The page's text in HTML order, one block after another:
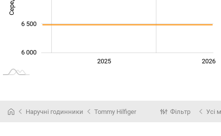
6 000
6 500
2025 2026
Наручні годинники Tommy Hilfiger Фільтр Усі